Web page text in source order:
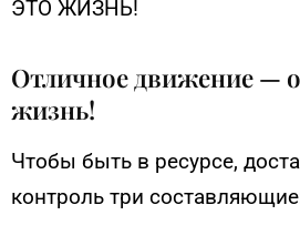
ЭТО ЖИЗНЬ!
Отличное движение —
жизнь!
Чтобы быть в ресурсе,
контроль три